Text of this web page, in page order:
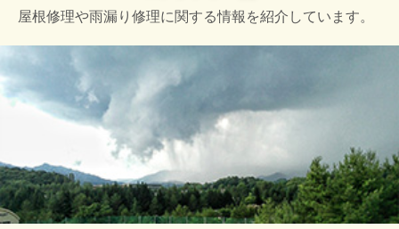
屋根修理や雨漏り修理に関する情報を紹介しています。